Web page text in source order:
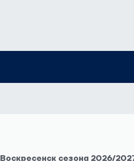
сезона 2026/